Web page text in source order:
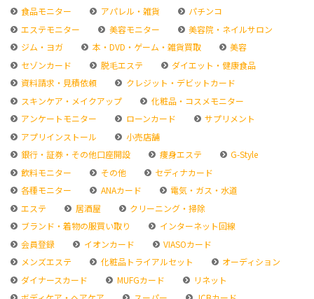
食品モニター
アパレル・雑貨
パチンコ
エステモニター
美容モニター
美容院・ネイルサロン
ジム・ヨガ
本・DVD・ゲーム・雑貨買取
美容
セゾンカード
脱毛エステ
ダイエット・健康食品
資料請求・見積依頼
クレジット・デビットカード
スキンケア・メイクアップ
化粧品・コスメモニター
アンケートモニター
ローンカード
サプリメント
アプリインストール
小売店舗
銀行・証券・その他口座開設
痩身エステ
G-Style
飲料モニター
その他
セディナカード
各種モニター
ANAカード
電気・ガス・水道
エステ
居酒屋
クリーニング・掃除
ブランド・着物の服買い取り
インターネット回線
会員登録
イオンカード
VIASOカード
メンズエステ
化粧品トライアルセット
オーディション
ダイナースカード
MUFGカード
リネット